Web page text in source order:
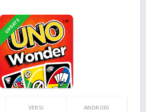
UPDATE
VERSI ANDROID